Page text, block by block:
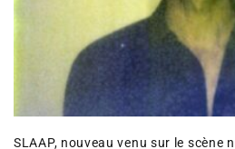
SLAAP, nouveau venu sur le scène